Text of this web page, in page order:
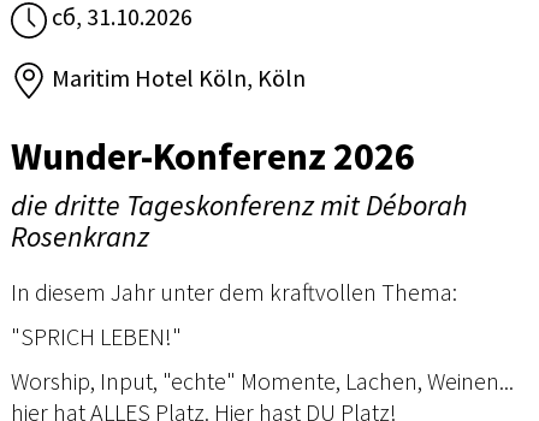
сб, 31.10.2026
Maritim Hotel Köln, Köln
Wunder-Konferenz 2026
die dritte Tageskonferenz mit Déborah
Rosenkranz
In diesem Jahr unter dem kraftvollen Thema:
"SPRICH LEBEN!"
Worship, Input, "echte" Momente, Lachen, Weinen...
hier hat ALLES Platz. Hier hast DU Platz!